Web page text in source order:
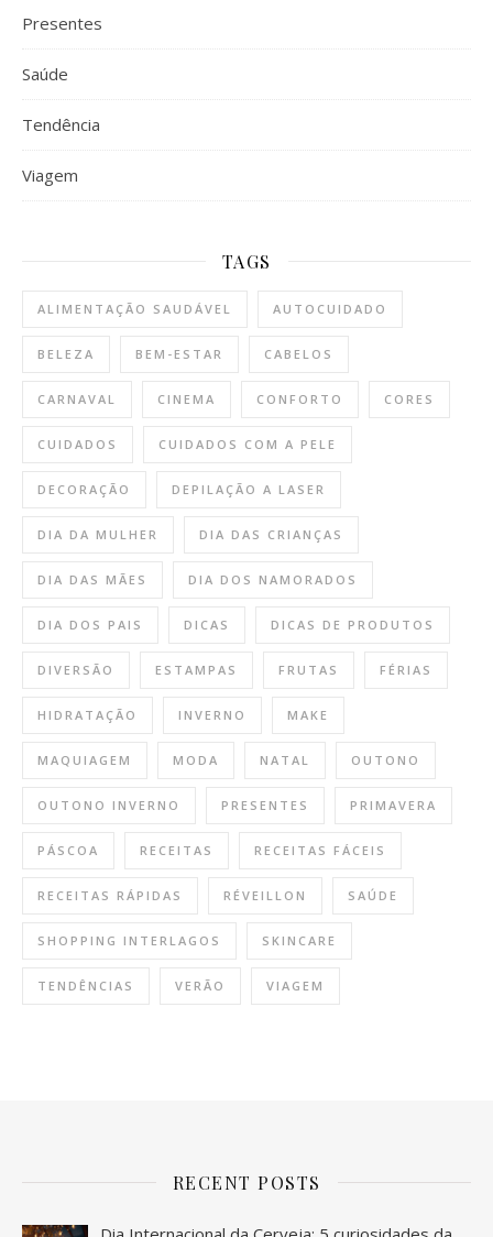
Presentes
Saúde
Tendência
Viagem
TAGS
ALIMENTAÇÃO SAUDÁVEL AUTOCUIDADO
BELEZA BEM-ESTAR CABELOS
CARNAVAL CINEMA CONFORTO CORES
CUIDADOS CUIDADOS COM A PELE
DECORAÇÃO DEPILAÇÃO A LASER
DIA DA MULHER DIA DAS CRIANÇAS
DIA DAS MÃES DIA DOS NAMORADOS
DIA DOS PAIS DICAS DICAS DE PRODUTOS
DIVERSÃO ESTAMPAS FRUTAS FÉRIAS
HIDRATAÇÃO INVERNO MAKE
MAQUIAGEM MODA NATAL OUTONO
OUTONO INVERNO PRESENTES PRIMAVERA
PÁSCOA RECEITAS RECEITAS FÁCEIS
RECEITAS RÁPIDAS RÉVEILLON SAÚDE
SHOPPING INTERLAGOS SKINCARE
TENDÊNCIAS VERÃO VIAGEM
RECENT POSTS